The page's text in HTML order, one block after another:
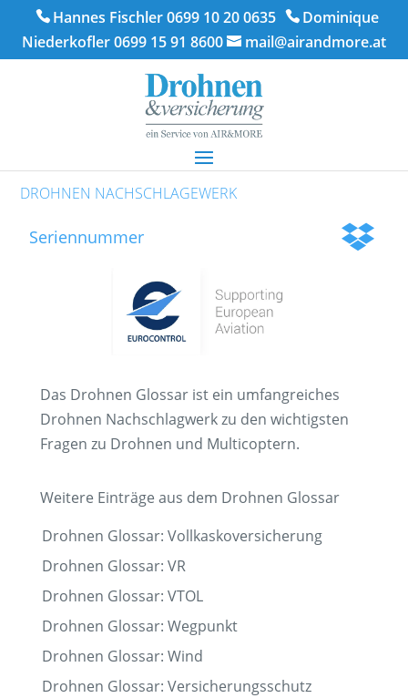
Hannes Fischler 0699 10 20 0635
Dominique
Niederkofler 0699 15 91 8600
mail@airandmore.at
DROHNEN NACHSCHLAGEWERK
Seriennummer
Das Drohnen Glossar ist ein umfangreiches
Drohnen Nachschlagwerk zu den wichtigsten
Fragen zu Drohnen und Multicoptern.
Weitere Einträge aus dem Drohnen Glossar
Drohnen Glossar: Vollkaskoversicherung
Drohnen Glossar: VR
Drohnen Glossar: VTOL
Drohnen Glossar: Wegpunkt
Drohnen Glossar: Wind
Drohnen Glossar: Versicherungsschutz